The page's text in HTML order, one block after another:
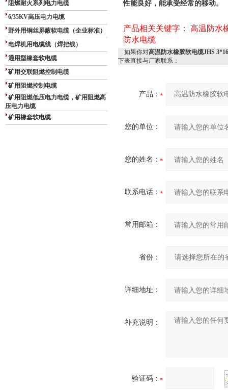
阻燃耐火系列电力电缆
6/35KV高压电力电缆
野外用铜丝屏蔽软电缆（企业标准）
电焊机用电缆线（焊把线）
通用型橡套软电缆
矿用交联阻燃控制电缆
矿用阻燃控制电缆
矿用阻燃低压电力电缆，矿用阻燃高
压电力电缆
矿用橡套软电缆
性能良好，能承受经常的移动。
产品相关关键字： 高温防水
防水电缆
如果你对高温防水橡胶软电缆JHS
下表直接与厂家联系：
产品：
您的单位：
您的姓名：
联系电话：
常用邮箱：
省份：
详细地址：
补充说明：
验证码：